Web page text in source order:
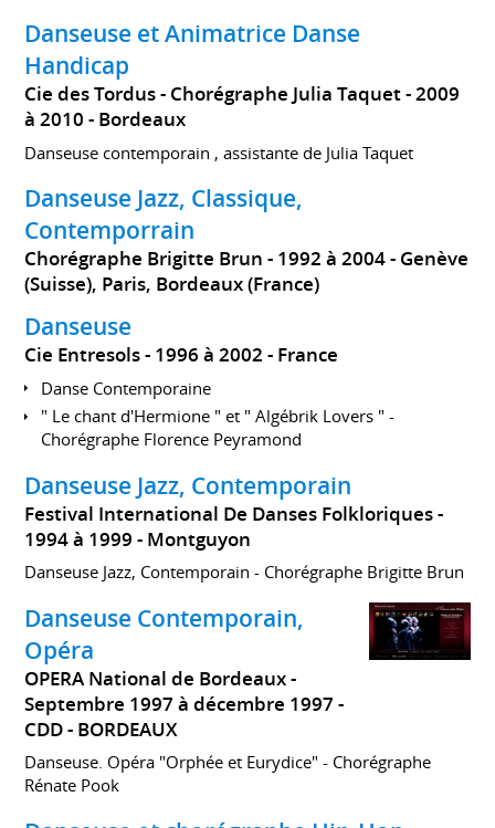
Danseuse et Animatrice Danse
Handicap
Cie des Tordus - Chorégraphe Julia Taquet
2009
à 2010 Bordeaux
Danseuse contemporain , assistante de Julia Taquet
Danseuse Jazz, Classique,
Contemporrain
Chorégraphe Brigitte Brun 1992 à 2004 Genève
(Suisse), Paris, Bordeaux (France)
Danseuse
Cie Entresols 1996 à 2002 France
Danse Contemporaine
" Le chant d'Hermione " et " Algébrik Lovers " -
Chorégraphe Florence Peyramond
Danseuse Jazz, Contemporain
Festival International De Danses Folkloriques
1994 à 1999 Montguyon
Danseuse Jazz, Contemporain - Chorégraphe Brigitte Brun
Danseuse Contemporain,
Opéra
OPERA National de Bordeaux
Septembre 1997 à décembre 1997
CDD
BORDEAUX
Danseuse. Opéra "Orphée et Eurydice" - Chorégraphe
Rénate Pook